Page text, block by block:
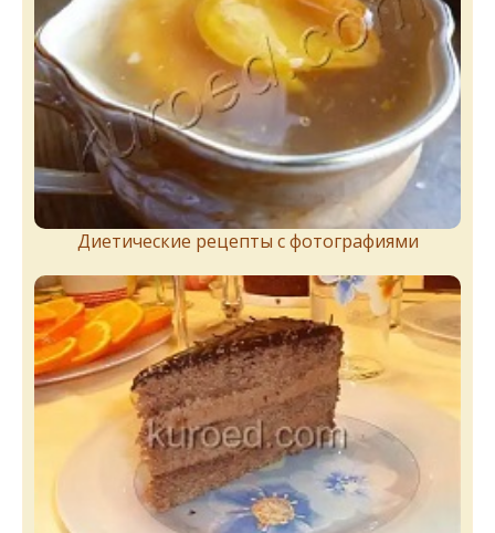
Диетические рецепты с фотографиями